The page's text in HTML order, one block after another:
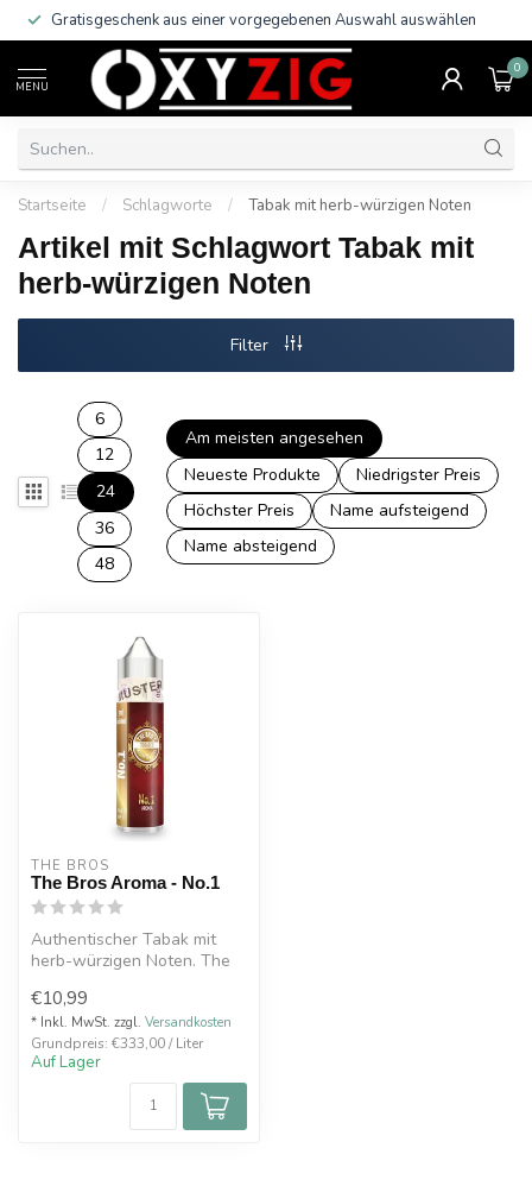
Gratisgeschenk aus einer vorgegebenen Auswahl auswählen
MENU
0
Startseite / Schlagworte / Tabak mit herb-würzigen Noten
Artikel mit Schlagwort Tabak mit
herb-würzigen Noten
Filter
6
12
24
36
48
Am meisten angesehen
Neueste Produkte
Niedrigster Preis
Höchster Preis
Name aufsteigend
Name absteigend
THE BROS
The Bros Aroma - No.1
Authentischer Tabak mit
herb-würzigen Noten. The
€10,99
* Inkl. MwSt. zzgl. Versandkosten
Grundpreis: €333,00 / Liter
Auf Lager